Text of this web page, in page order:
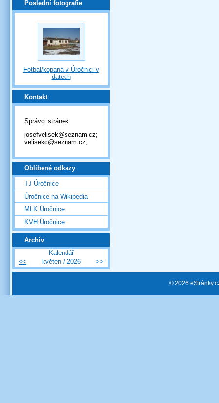
Poslední fotografie
Fotbal/kopaná v Úročnici v
datech
Kontakt
Správci stránek:
josefvelisek@seznam.cz;
velisekc@seznam.cz;
Oblíbené odkazy
TJ Úročnice
Úročnice na Wikipedia
MLK Úročnice
KVH Úročnice
Archiv
Kalendář
<<
květen / 2026 >>
© 2026